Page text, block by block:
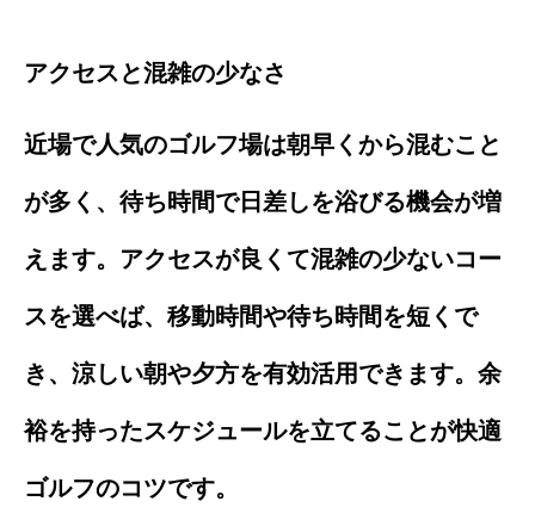
アクセスと混雑の少なさ
近場で人気のゴルフ場は朝早くから混むこと
が多く、待ち時間で日差しを浴びる機会が増
えます。アクセスが良くて混雑の少ないコー
スを選べば、移動時間や待ち時間を短くで
き、涼しい朝や夕方を有効活用できます。余
裕を持ったスケジュールを立てることが快適
ゴルフのコツです。